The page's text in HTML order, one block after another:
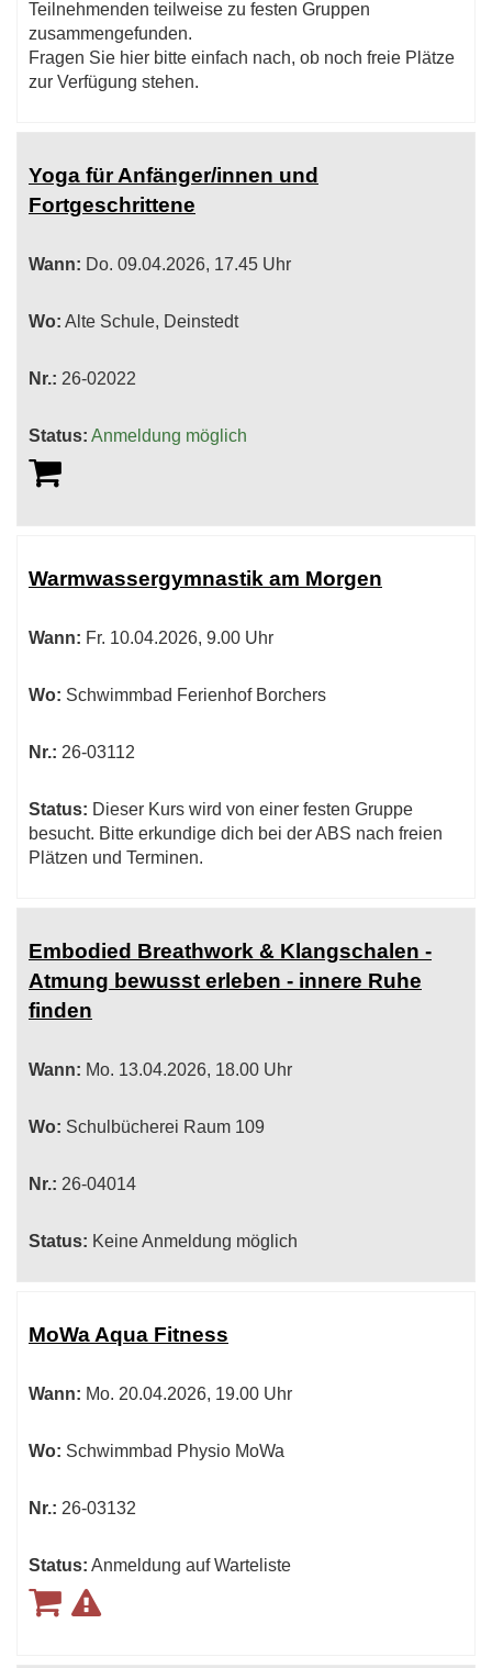
Teilnehmenden teilweise zu festen Gruppen
zusammengefunden.
Fragen Sie hier bitte einfach nach, ob noch freie Plätze
zur Verfügung stehen.
Yoga für Anfänger/innen und
Fortgeschrittene
Wann: Do. 09.04.2026, 17.45 Uhr
Wo: Alte Schule, Deinstedt
Nr.: 26-02022
Status: Anmeldung möglich
Warmwassergymnastik am Morgen
Wann: Fr. 10.04.2026, 9.00 Uhr
Wo: Schwimmbad Ferienhof Borchers
Nr.: 26-03112
Status: Dieser Kurs wird von einer festen Gruppe
besucht. Bitte erkundige dich bei der ABS nach freien
Plätzen und Terminen.
Embodied Breathwork & Klangschalen -
Atmung bewusst erleben - innere Ruhe
finden
Wann: Mo. 13.04.2026, 18.00 Uhr
Wo: Schulbücherei Raum 109
Nr.: 26-04014
Status: Keine Anmeldung möglich
MoWa Aqua Fitness
Wann: Mo. 20.04.2026, 19.00 Uhr
Wo: Schwimmbad Physio MoWa
Nr.: 26-03132
Status: Anmeldung auf Warteliste